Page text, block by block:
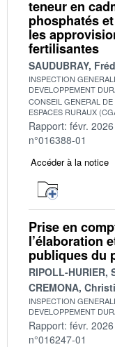
teneur en
phosphatés
les
fertilisantes
SAUDUBRAY,
INSPECTION
DEVELOPPEMENT
CONSEIL GENERAL
ESPACES RURAUX
Rapport: févr. 2026
n°016388-01
Accéder à la notice
Prise en
l’élaboration
publiques du
RIPOLL-HURIER,
CREMONA,
INSPECTION
DEVELOPPEMENT
Rapport: févr. 2026
n°016247-01